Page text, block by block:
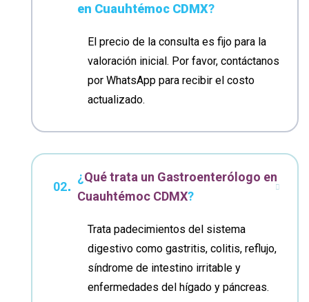
en Cuauhtémoc CDMX?
El precio de la consulta es fijo para la
valoración inicial. Por favor, contáctanos
por WhatsApp para recibir el costo
actualizado.
¿Qué trata un Gastroenterólogo en
Cuauhtémoc CDMX?
Trata padecimientos del sistema
digestivo como gastritis, colitis, reflujo,
síndrome de intestino irritable y
enfermedades del hígado y páncreas.